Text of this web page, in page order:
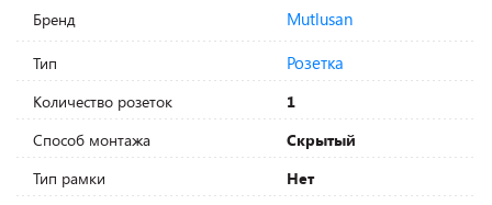
Бренд Mutlusan
Тип Розетка
Количество розеток
1
Способ монтажа
Скрытый
Тип рамки
Нет